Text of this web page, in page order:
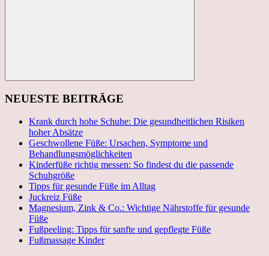
Suchen
NEUESTE BEITRÄGE
Krank durch hohe Schuhe: Die gesundheitlichen Risiken
hoher Absätze
Geschwollene Füße: Ursachen, Symptome und
Behandlungsmöglichkeiten
Kinderfüße richtig messen: So findest du die passende
Schuhgröße
Tipps für gesunde Füße im Alltag
Juckreiz Füße
Magnesium, Zink & Co.: Wichtige Nährstoffe für gesunde
Füße
Fußpeeling: Tipps für sanfte und gepflegte Füße
Fußmassage Kinder